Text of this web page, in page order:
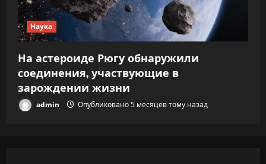
Наука
На астероиде Рюгу обнаружили
соединения, участвующие в
зарождении жизни
admin Опубликовано 5 месяцев тому назад